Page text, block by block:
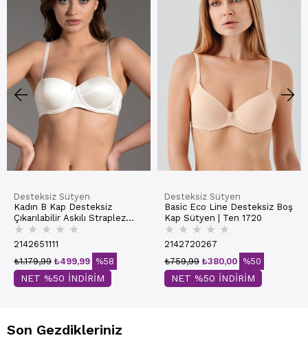
Desteksiz Sütyen
Kadın B Kap Desteksiz
Çıkarılabilir Askılı Straplez
Basic Sütyen | Ekru 7050
★ ★ ★ ★ ★
2142651111
₺499,99
₺1.179,99 %58
NET %50 İNDİRİM
Desteksiz Sütyen
Basic Eco Line Desteksiz Boş
Kap Sütyen | Ten 1720
★ ★ ★ ★ ★
2142720267
₺380,00
₺759,99 %50
NET %50 İNDİRİM
Son Gezdikleriniz